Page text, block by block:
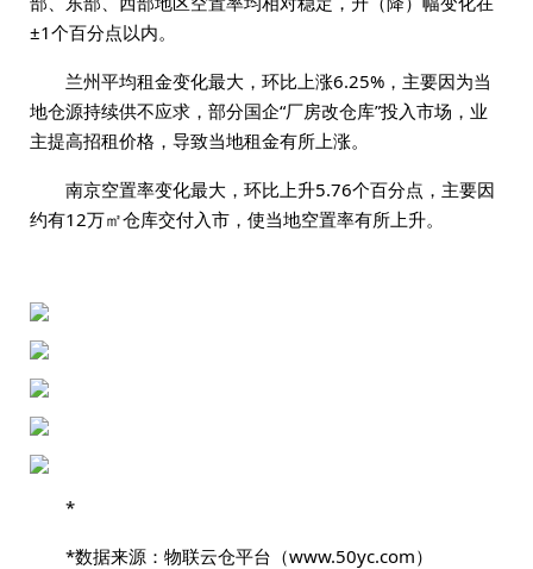
±1个百分点以内。
兰州平均租金变化最大，环比上涨6.25%，主要因为当
地仓源持续供不应求，部分国企“厂房改仓库”投入市场，业
主提高招租价格，导致当地租金有所上涨。
南京空置率变化最大，环比上升5.76个百分点，主要因
约有12万㎡仓库交付入市，使当地空置率有所上升。
*
*数据来源：物联云仓平台（www.50yc.com）